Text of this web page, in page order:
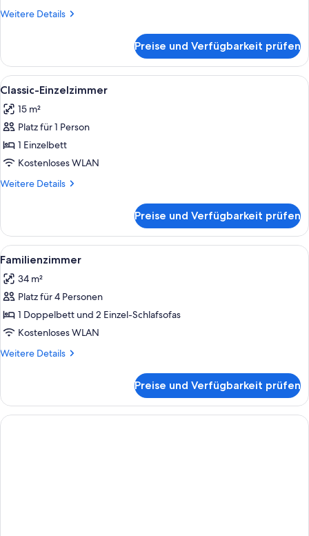
Weitere Details
Weitere
Apartment,
Schlafzimmer
Preise und Verfügbarkeit prüfen
Alle
Fotos
für
Classic-
Einzelzimmer
anzeigen
2
Classic-Einzelzimmer
15 m²
Platz für 1 Person
1 Einzelbett
Kostenloses WLAN
Weitere Details
Weitere
Einzelzimmer
Preise und Verfügbarkeit prüfen
Alle
Fotos
für
Familienzimmer
anzeigen
Schreibtisch, Zustellbetten,
11
Familienzimmer
34 m²
Platz für 4 Personen
1 Doppelbett und 2 Einzel-Schlafsofas
Kostenloses WLAN
Weitere Details
Weitere
Preise und Verfügbarkeit prüfen